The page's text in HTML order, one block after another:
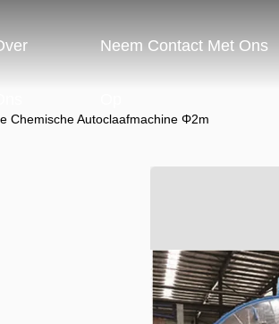
Neem Contact Met Ons
Chemische Autoclaafmachine Φ2m